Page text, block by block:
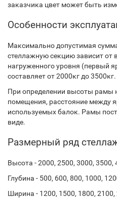
заказчика цвет может быть
Особенности
Максимально допустимая
стеллажную секцию зависит
нагруженного уровня (первый
составляет от 2000кг до 3500кг.
При определении высоты рамы
помещения, расстояние между
используемых балок. Рамы
виде.
Размерный ряд
Высота - 2000, 2500, 3000, 3500,
Глубина - 500, 600, 800, 1000,
Ширина - 1200, 1500, 1800, 2100,